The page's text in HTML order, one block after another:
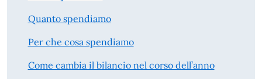
Quanto spendiamo
Per che cosa spendiamo
Come cambia il bilancio nel corso dell’anno